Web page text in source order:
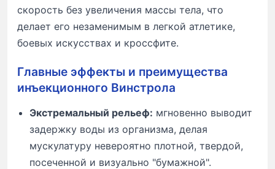
скорость без увеличения массы тела, что
делает его незаменимым в легкой атлетике,
боевых искусствах и кроссфите.
Главные эффекты и преимущества
инъекционного Винстрола
Экстремальный рельеф: мгновенно выводит
задержку воды из организма, делая
мускулатуру невероятно плотной, твердой,
посеченной и визуально "бумажной".